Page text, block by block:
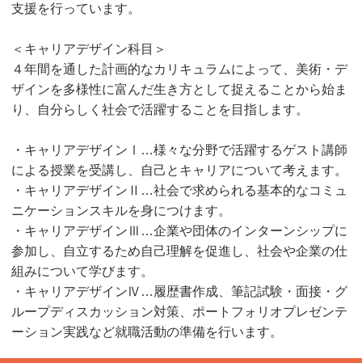
支援を行っています。
＜キャリアデザイン科目＞
４年間を通した計画的なカリキュラムによって、美術・デ
ザインを多様性に富んだ生き方として捉えることから始ま
り、自分らしく社会で活躍することを目指します。
・キャリアデザインⅠ…様々な分野で活躍するゲスト講師
による授業を受講し、自己とキャリアについて考えます。
・キャリアデザインⅡ…社会で求められる基本的なコミュ
ニケーションスキルを身につけます。
・キャリアデザインⅢ…企業や団体のインターンシップに
参加し、自立するため自己理解を促進し、社会や企業の仕
組みについて学びます。
・キャリアデザインⅣ…履歴書作成、筆記試験・面接・グ
ループディスカッション対策、ポートフォリオプレゼンテ
ーション実践など就職活動の準備を行います。